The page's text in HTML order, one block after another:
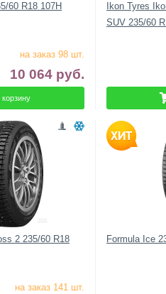
60 R18 107H
на заказ 98 шт.
10 064 руб.
корзину
Ikon Tyres
SUV 235/60
2 235/60 R18
на заказ 141 шт.
Formula Ice